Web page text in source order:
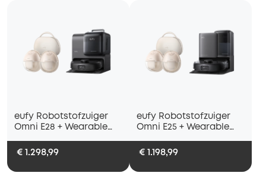
eufy Robotstofzuiger
Omni E28 + Wearable
€ 1.298,99
eufy Robotstofzuiger
Omni E25 + Wearable
€ 1.198,99